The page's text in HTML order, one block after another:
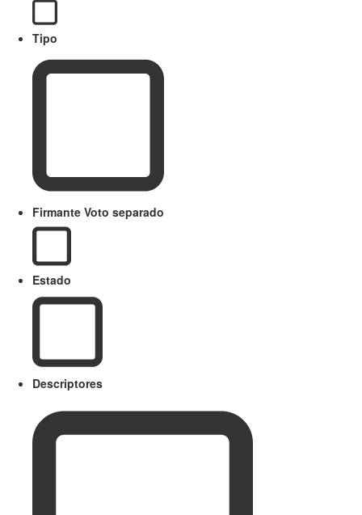
Tipo
Firmante Voto separado
Estado
Descriptores